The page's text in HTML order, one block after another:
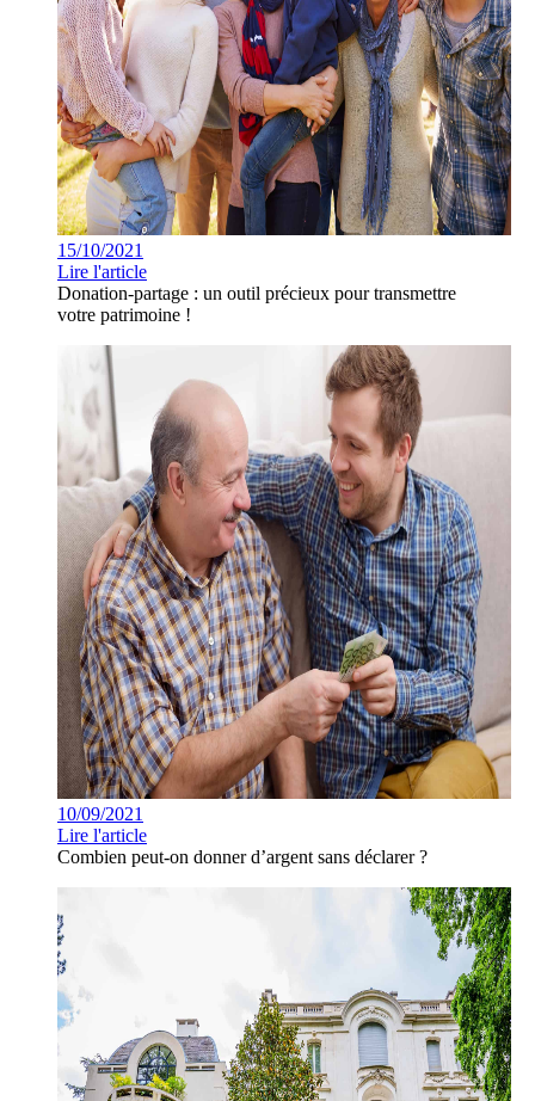
15/10/2021
Lire l'article
Donation-partage : un outil précieux pour transmettre
votre patrimoine !
10/09/2021
Lire l'article
Combien peut-on donner d’argent sans déclarer ?